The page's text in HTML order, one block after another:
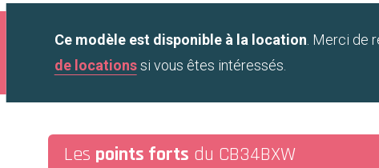
Ce modèle est disponible à la location . Merci de
de locationssi vous êtes intéressés.
Les points forts du CB34BXW